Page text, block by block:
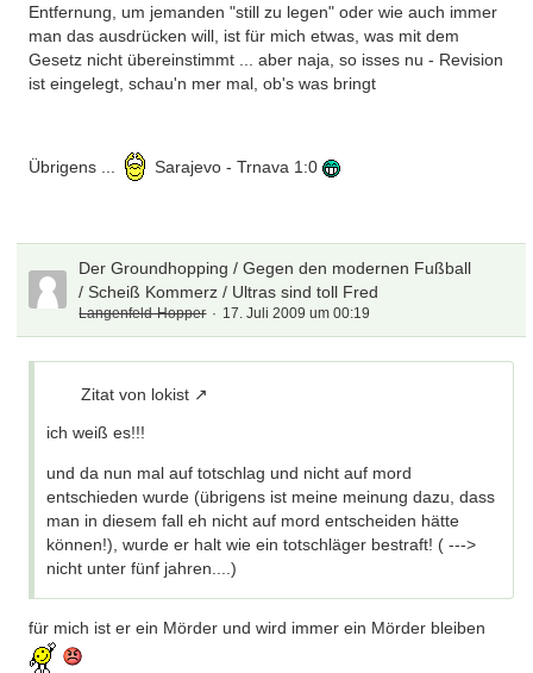
Entfernung, um jemanden "still zu legen" oder wie auch immer
man das ausdrücken will, ist für mich etwas, was mit dem
Gesetz nicht übereinstimmt ... aber naja, so isses nu - Revision
ist eingelegt, schau'n mer mal, ob's was bringt
Übrigens ... Sarajevo - Trnava 1:0
Der Groundhopping / Gegen den modernen Fußball
/ Scheiß Kommerz / Ultras sind toll Fred
Langenfeld-Hopper 17. Juli 2009 um 00:19
Zitat von lokist
ich weiß es!!!
und da nun mal auf totschlag und nicht auf mord
entschieden wurde (übrigens ist meine meinung dazu, dass
man in diesem fall eh nicht auf mord entscheiden hätte
können!), wurde er halt wie ein totschläger bestraft! ( --->
nicht unter fünf jahren....)
für mich ist er ein Mörder und wird immer ein Mörder bleiben